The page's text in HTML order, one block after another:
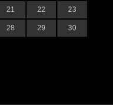
21 22 23
28 29 30